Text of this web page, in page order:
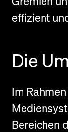
effizient
Die
Im
Bereichen